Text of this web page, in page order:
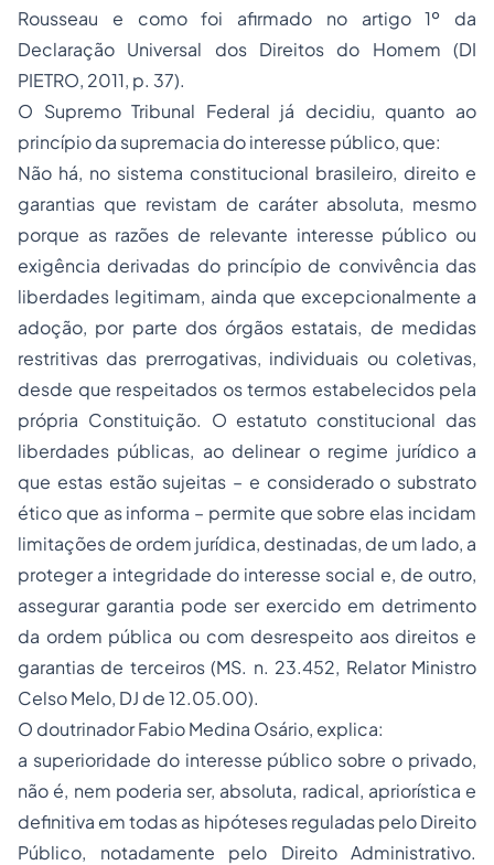
Rousseau e como foi afirmado no artigo 1º da
Declaração Universal dos Direitos do Homem (DI
PIETRO, 2011, p. 37).
O Supremo Tribunal Federal já decidiu, quanto ao
princípio da supremacia do interesse público, que:
Não há, no sistema constitucional brasileiro, direito e
garantias que revistam de caráter absoluta, mesmo
porque as razões de relevante interesse público ou
exigência derivadas do princípio de convivência das
liberdades legitimam, ainda que excepcionalmente a
adoção, por parte dos órgãos estatais, de medidas
restritivas das prerrogativas, individuais ou coletivas,
desde que respeitados os termos estabelecidos pela
própria Constituição. O estatuto constitucional das
liberdades públicas, ao delinear o regime jurídicoa
que estas estão sujeitas – e considerado o substrato
ético que as informa – permite que sobre elas incidam
limitações de ordem jurídica, destinadas, de um lado, a
proteger a integridade do interesse social e, de outro,
assegurar garantia pode ser exercido em detrimento
da ordem pública ou com desrespeito aos direitos e
garantias de terceiros (MS. n. 23.452, Relator Ministro
Celso Melo, DJ de 12.05.00).
O doutrinador Fabio Medina Osário, explica:
a superioridade do interesse público sobre o privado,
não é, nem poderia ser, absoluta, radical, apriorística e
definitiva em todas as hipóteses reguladas pelo Direito
Público, notadamente pelo Direito Administrativo.